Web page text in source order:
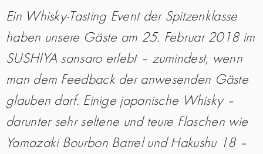
Ein Whisky-Tasting Event der Spitzenklasse
haben unsere Gäste am 25. Februar 2018 im
SUSHIYA sansaro erlebt – zumindest, wenn
man dem Feedback der anwesenden Gäste
glauben darf. Einige japanische Whisky –
darunter sehr seltene und teure Flaschen wie
Yamazaki Bourbon Barrel und Hakushu 18 –